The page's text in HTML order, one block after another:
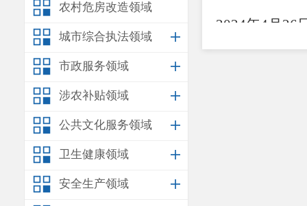
农村危房改造领域
城市综合执法领域
市政服务领域
涉农补贴领域
公共文化服务领域
卫生健康领域
安全生产领域
2024年4月26